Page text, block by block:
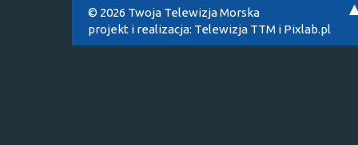
© 2026 Twoja Telewizja Morska
projekt i realizacja: Telewizja TTM i Pixlab.pl